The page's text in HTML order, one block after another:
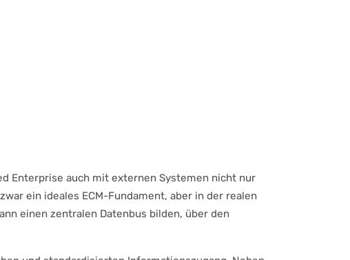
Enterprise auch mit externen Systemen nicht nur
ein ideales ECM-Fundament, aber in der realen
einen zentralen Datenbus bilden, über den